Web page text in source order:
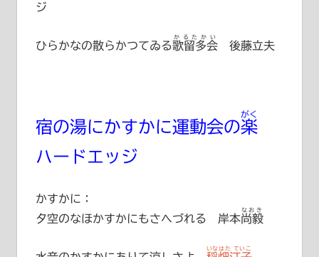
ジ
ひらかなの散らかつてゐる歌留多会
かるたかい
後藤立夫
宿の湯にかすかに運動会の楽
がく
ハードエッジ
かすかに：
夕空のなほかすかにもさへづれる 岸本尚毅
なおき
いなはた ていこ